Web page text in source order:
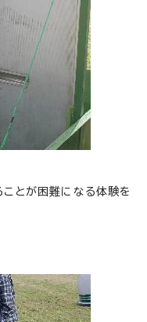
とが困難になる体験を